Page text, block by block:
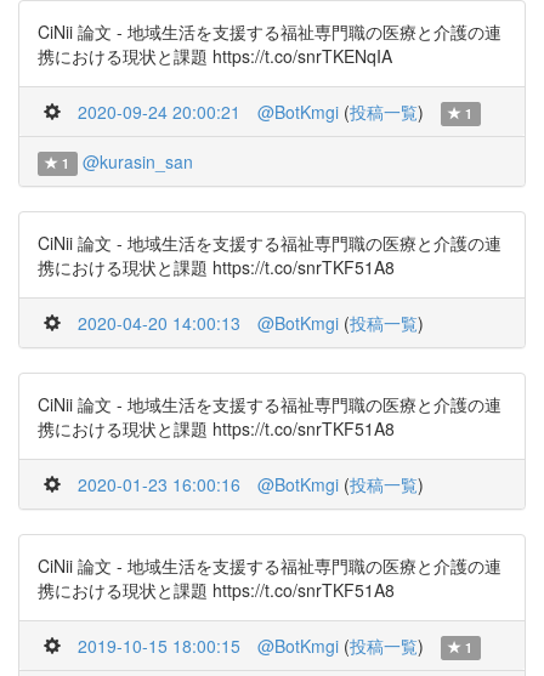
CiNii 論文 - 地域生活を支援する福祉専門職の医療と介護の連
携における現状と課題 https://t.co/snrTKENqIA
2020-09-24 20:00:21 @BotKmgi (投稿一覧) 1
1 @kurasin_san
CiNii 論文 - 地域生活を支援する福祉専門職の医療と介護の連
携における現状と課題 https://t.co/snrTKF51A8
2020-04-20 14:00:13 @BotKmgi (投稿一覧)
CiNii 論文 - 地域生活を支援する福祉専門職の医療と介護の連
携における現状と課題 https://t.co/snrTKF51A8
2020-01-23 16:00:16 @BotKmgi (投稿一覧)
CiNii 論文 - 地域生活を支援する福祉専門職の医療と介護の連
携における現状と課題 https://t.co/snrTKF51A8
2019-10-15 18:00:15 @BotKmgi (投稿一覧) 1